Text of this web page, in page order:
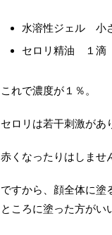
水溶性ジェル 小
セロリ精油 １滴
これで濃度が１％。
セロリは若干刺激があ
赤くなったりはしませ
ですから、顔全体に塗
ところに塗った方がい